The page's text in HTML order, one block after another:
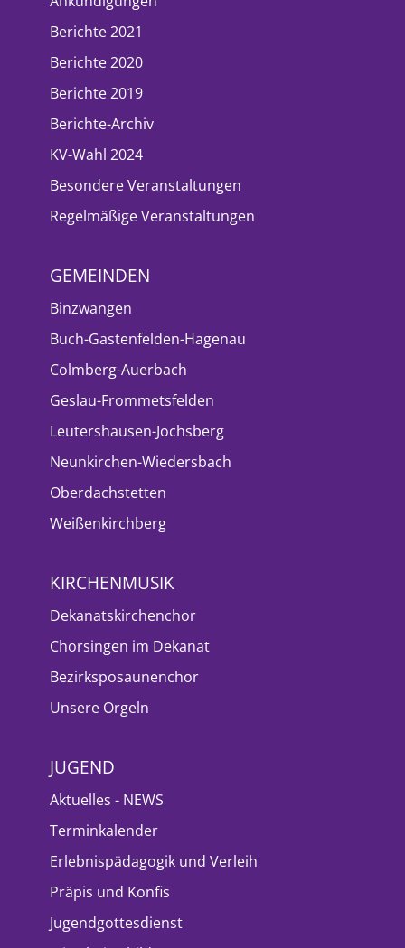
Berichte 2021
Berichte 2020
Berichte 2019
Berichte-Archiv
KV-Wahl 2024
Besondere Veranstaltungen
Regelmäßige Veranstaltungen
GEMEINDEN
Binzwangen
Buch-Gastenfelden-Hagenau
Colmberg-Auerbach
Geslau-Frommetsfelden
Leutershausen-Jochsberg
Neunkirchen-Wiedersbach
Oberdachstetten
Weißenkirchberg
KIRCHENMUSIK
Dekanatskirchenchor
Chorsingen im Dekanat
Bezirksposaunenchor
Unsere Orgeln
JUGEND
Aktuelles - NEWS
Terminkalender
Erlebnispädagogik und Verleih
Präpis und Konfis
Jugendgottesdienst